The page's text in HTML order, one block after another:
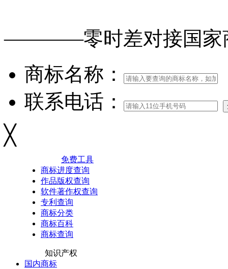
————零时差对接国
商标名称：
联系电话：
╳
免费工具
商标进度查询
作品版权查询
软件著作权查询
专利查询
商标分类
商标百科
商标查询
知识产权
国内商标